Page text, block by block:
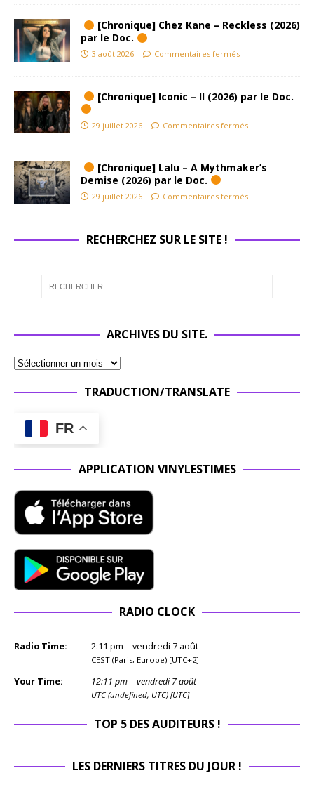
[Chronique] Chez Kane – Reckless (2026)
par le Doc.
3 août 2026 Commentaires fermés
[Chronique] Iconic – II (2026) par le Doc.
29 juillet 2026 Commentaires fermés
[Chronique] Lalu – A Mythmaker’s
Demise (2026) par le Doc.
29 juillet 2026 Commentaires fermés
RECHERCHEZ SUR LE SITE !
ARCHIVES DU SITE.
TRADUCTION/TRANSLATE
FR
APPLICATION VINYLESTIMES
RADIO CLOCK
Radio Time: 2:11 pm vendredi 7 août
CEST (Paris, Europe) [UTC+2]
Your Time: 12:11 pm vendredi 7 août
UTC (undefined, UTC) [UTC]
TOP 5 DES AUDITEURS !
LES DERNIERS TITRES DU JOUR !